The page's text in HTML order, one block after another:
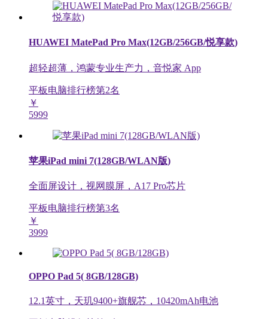
HUAWEI MatePad Pro Max(12GB/256GB/悦享款)
超轻超薄，鸿蒙专业生产力，音悦家 App
平板电脑排行榜第2名
￥
5999
苹果iPad mini 7(128GB/WLAN版)
全面屏设计，视网膜屏，A17 Pro芯片
平板电脑排行榜第3名
￥
3999
OPPO Pad 5( 8GB/128GB)
12.1英寸，天玑9400+旗舰芯，10420mAh电池